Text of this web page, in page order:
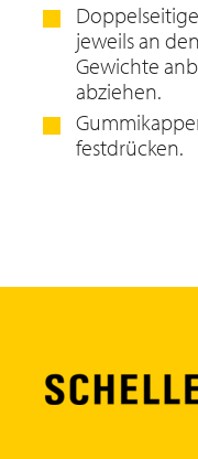
jeweils an
Gewichte
abziehen.
festdrücken.